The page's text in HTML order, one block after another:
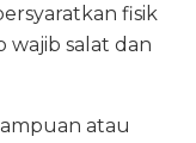
fisik
wajib salat dan
atau